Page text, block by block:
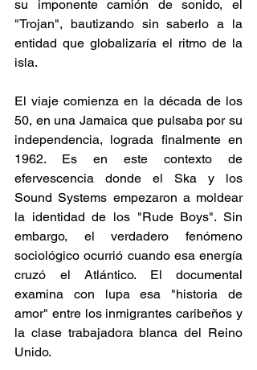
su imponente camión de sonido, el
"Trojan", bautizando sin saberlo a la
entidad que globalizaría el ritmo de la
isla.
El viaje comienza en la década de los
50, en una Jamaica que pulsaba por su
independencia, lograda finalmente en
1962. Es en este contexto de
efervescencia donde el Ska y los
Sound Systems empezaron a moldear
la identidad de los "Rude Boys". Sin
embargo, el verdadero fenómeno
sociológico ocurrió cuando esa energía
cruzó el Atlántico. El documental
examina con lupa esa "historia de
amor" entre los inmigrantes caribeños y
la clase trabajadora blanca del Reino
Unido.